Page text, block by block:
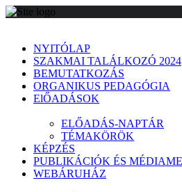
NYITÓLAP
SZAKMAI TALÁLKOZÓ 2024
BEMUTATKOZÁS
ORGANIKUS PEDAGÓGIA
ElŐADÁSOK
ELŐADÁS-NAPTÁR
TÉMAKÖRÖK
KÉPZÉS
PUBLIKÁCIÓK ÉS
WEBÁRUHÁZ